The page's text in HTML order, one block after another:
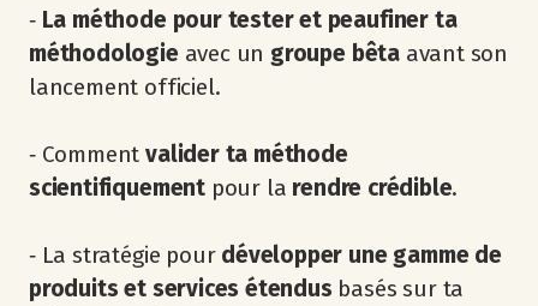
‐ La méthode pour tester et peaufiner ta
méthodologie avec un groupe bêtaavant son
lancement officiel.
‐ Commentvalider ta méthode
scientifiquementpour la rendre crédible.
‐ La stratégie pour développer une gamme de
produits et services étendus basés sur ta